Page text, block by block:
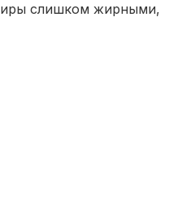
слишком жирными,